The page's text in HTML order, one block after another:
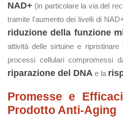
NAD+ (in particolare la via del
tramite l'aumento dei livelli di
riduzione della funzione
attività delle sirtuine e
processi cellulari compromessi
riparazione del DNA e la
Promesse e
Prodotto Anti-Aging